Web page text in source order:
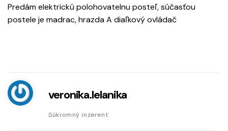
Predám elektrickú polohovatelnu posteľ, súčasťou
postele je madrac, hrazda A diaľkový ovládač
veronika.lelanika
Súkromný inzerent